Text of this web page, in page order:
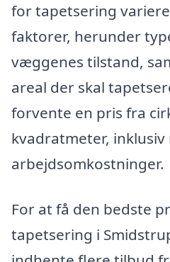
for tapetsering
faktorer, herunder
væggenes tilstand,
areal der skal
forvente en pris fra
kvadratmeter,
arbejdsomkostninger.
For at få den bedste
tapetsering i